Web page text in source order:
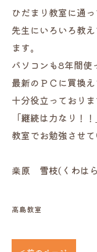
ひだまり教室に通
先生にいろいろ教
ます。
パソコンも8年間使
最新のＰＣに買換
十分役立っておりま
「継続は力なり！
教室でお勉強させ
桒原 雪枝(くわ
高島教室